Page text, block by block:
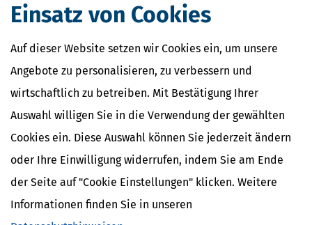
Einsatz von Cookies
Auf dieser Website setzen wir Cookies ein, um unsere
Angebote zu personalisieren, zu verbessern und
wirtschaftlich zu betreiben. Mit Bestätigung Ihrer
Auswahl willigen Sie in die Verwendung der gewählten
Cookies ein. Diese Auswahl können Sie jederzeit ändern
oder Ihre Einwilligung widerrufen, indem Sie am Ende
der Seite auf "Cookie Einstellungen" klicken. Weitere
Informationen finden Sie in unseren
Nahe Finanzämter
Finanzamt Duisburg-Süd
Finanzamt Duisburg-West
Finanzamt Kamp-Lintfort
Finanzamtsuche